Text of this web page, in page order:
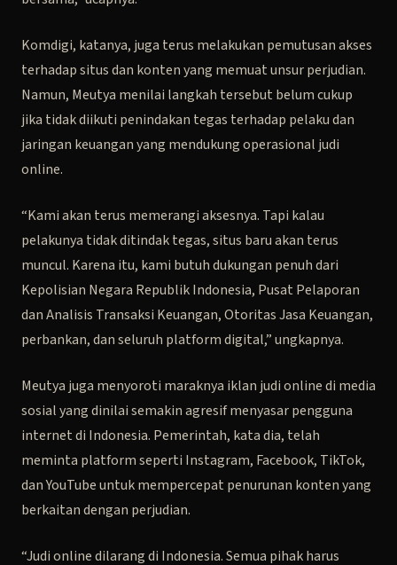
Komdigi, katanya, juga terus melakukan pemutusan akses
terhadap situs dan konten yang memuat unsur perjudian.
Namun, Meutya menilai langkah tersebut belum cukup
jika tidak diikuti penindakan tegas terhadap pelaku dan
jaringan keuangan yang mendukung operasional judi
online.
“Kami akan terus memerangi aksesnya. Tapi kalau
pelakunya tidak ditindak tegas, situs baru akan terus
muncul. Karena itu, kami butuh dukungan penuh dari
Kepolisian Negara Republik Indonesia, Pusat Pelaporan
dan Analisis Transaksi Keuangan, Otoritas Jasa Keuangan,
perbankan, dan seluruh platform digital,” ungkapnya.
Meutya juga menyoroti maraknya iklan judi online di media
sosial yang dinilai semakin agresif menyasar pengguna
internet di Indonesia. Pemerintah, kata dia, telah
meminta platform seperti Instagram, Facebook, TikTok,
dan YouTube untuk mempercepat penurunan konten yang
berkaitan dengan perjudian.
“Judi online dilarang di Indonesia. Semua pihak harus